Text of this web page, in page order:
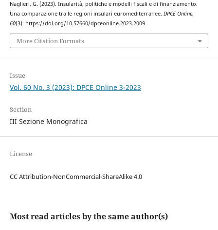
Naglieri, G. (2023). Insularità, politiche e modelli fiscali e di finanziamento.
Una comparazione tra le regioni insulari euromediterranee. DPCE Online,
60(3). https://doi.org/10.57660/dpceonline.2023.2009
More Citation Formats
Issue
Vol. 60 No. 3 (2023): DPCE Online 3-2023
Section
III Sezione Monografica
License
CC Attribution-NonCommercial-ShareAlike 4.0
Most read articles by the same author(s)